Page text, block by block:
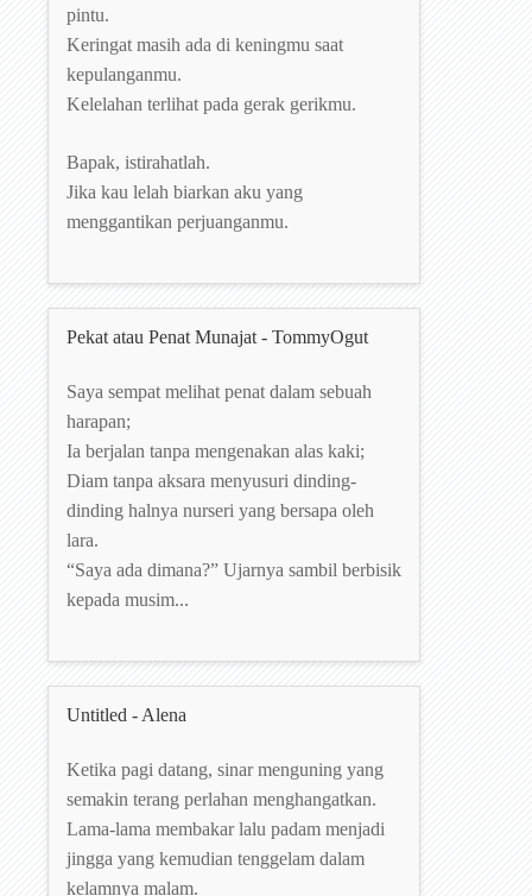
pintu.
Keringat masih ada di keningmu saat
kepulanganmu.
Kelelahan terlihat pada gerak gerikmu.
Bapak, istirahatlah.
Jika kau lelah biarkan aku yang
menggantikan perjuanganmu.
Pekat atau Penat Munajat - TommyOgut
Saya sempat melihat penat dalam sebuah
harapan;
Ia berjalan tanpa mengenakan alas kaki;
Diam tanpa aksara menyusuri dinding-
dinding halnya nurseri yang bersapa oleh
lara.
“Saya ada dimana?” Ujarnya sambil berbisik
kepada musim...
Untitled - Alena
Ketika pagi datang, sinar menguning yang
semakin terang perlahan menghangatkan.
Lama-lama membakar lalu padam menjadi
jingga yang kemudian tenggelam dalam
kelamnya malam.